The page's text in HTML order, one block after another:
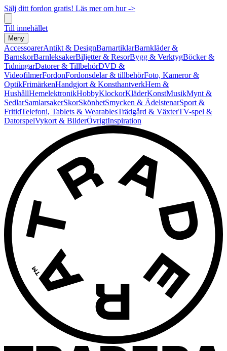
Sälj ditt fordon gratis! Läs mer om hur ->
Till innehållet
Meny
AccessoarerAntikt & DesignBarnartiklarBarnkläder &
BarnskorBarnleksakerBiljetter & ResorBygg & VerktygBöcker &
TidningarDatorer & TillbehörDVD &
VideofilmerFordonFordonsdelar & tillbehörFoto, Kameror &
OptikFrimärkenHandgjort & KonsthantverkHem &
HushållHemelektronikHobbyKlockorKläderKonstMusikMynt &
SedlarSamlarsakerSkorSkönhetSmycken & ÄdelstenarSport &
FritidTelefoni, Tablets & WearablesTrädgård & VäxterTV-spel &
DatorspelVykort & BilderÖvrigtInspiration